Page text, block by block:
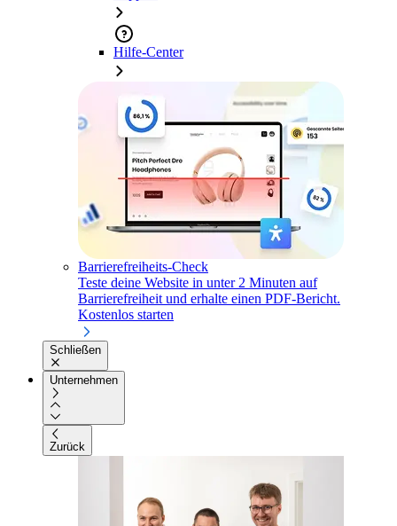
Hilfe-Center
Barrierefreiheits-Check
Teste deine Website in unter 2 Minuten auf
Barrierefreiheit und erhalte einen PDF-Bericht.
Kostenlos starten
Schließen
Unternehmen
Zurück